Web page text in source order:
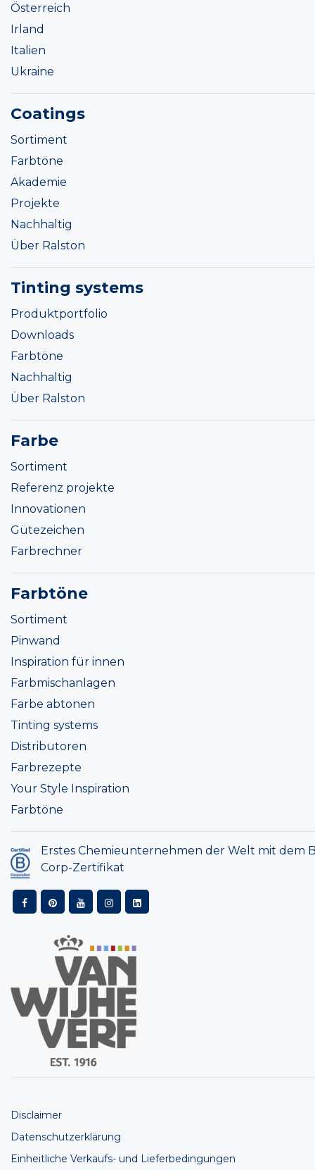
Österreich
Irland
Italien
Ukraine
Coatings
Sortiment
Farbtöne
Akademie
Projekte
Nachhaltig
Über Ralston
Tinting systems
Produktportfolio
Downloads
Farbtöne
Nachhaltig
Über Ralston
Farbe
Sortiment
Referenz projekte
Innovationen
Gütezeichen
Farbrechner
Farbtöne
Sortiment
Pinwand
Inspiration für innen
Farbmischanlagen
Farbe abtonen
Tinting systems
Distributoren
Farbrezepte
Your Style Inspiration
Farbtöne
Erstes Chemieunternehmen der Welt mit dem
Corp-Zertifikat
Disclaimer
Datenschutzerklärung
Einheitliche Verkaufs- und Lieferbedingungen